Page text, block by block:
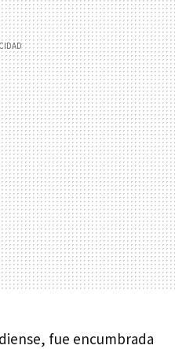
fue encumbrada